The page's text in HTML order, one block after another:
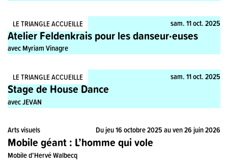
LE TRIANGLE ACCUEILLE
Stage, Pratique sam. 11 oct. 2025
Atelier Feldenkrais pour les danseur·euses
avec Myriam Vinagre
LE TRIANGLE ACCUEILLE
Stage, Pratique sam. 11 oct. 2025
Stage de House Dance
avec JEVAN
Arts visuels Du jeu 16 octobre 2025 au ven 26 juin 2026
Mobile géant : L’homme qui vole
Mobile d’Hervé Walbecq